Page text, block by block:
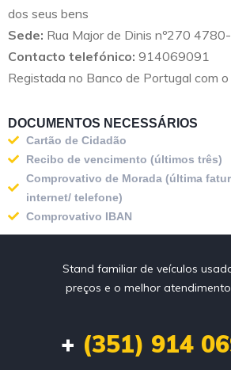
dos seus bens
Sede: Rua Major de Dinis nº270
Contacto telefónico: 914069091
Registada no Banco de Portugal com o
DOCUMENTOS NECESSÁRIOS
Cartão de Cidadão
Recibo de vencimento (últimos três)​
Comprovativo de Morada (última
internet/ telefone)​​
Comprovativo IBAN​
Stand familiar de veículos
preços e o melhor
+ (351) 914